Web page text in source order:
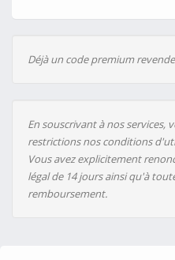
Déjà un code premium
En souscrivant à nos services,
restrictions nos conditions
Vous avez explicitement
légal de 14 jours ainsi qu'à
remboursement.